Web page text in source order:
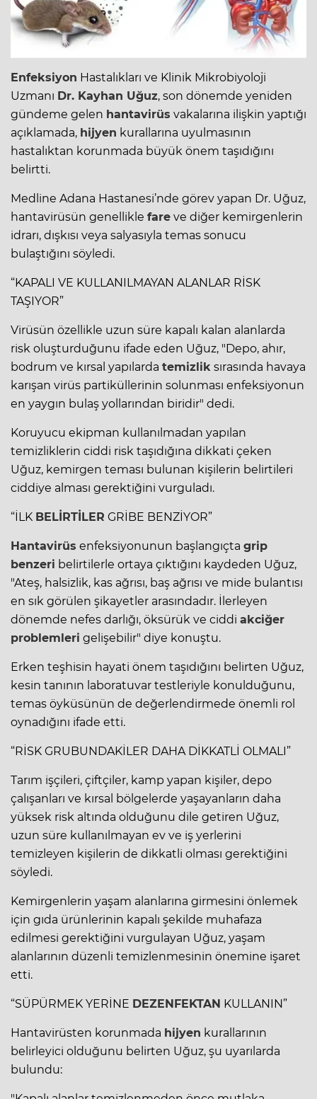
Enfeksiyon Hastalıkları ve Klinik Mikrobiyoloji
Uzmanı Dr. Kayhan Uğuz, son dönemde yeniden
gündeme gelen hantavirüs vakalarına ilişkin yaptığı
açıklamada, hijyen kurallarına uyulmasının
hastalıktan korunmada büyük önem taşıdığını
belirtti.
Medline Adana Hastanesi’nde görev yapan Dr. Uğuz,
hantavirüsün genellikle fare ve diğer kemirgenlerin
idrarı, dışkısı veya salyasıyla temas sonucu
bulaştığını söyledi.
“KAPALI VE KULLANILMAYAN ALANLAR RİSK
TAŞIYOR”
Virüsün özellikle uzun süre kapalı kalan alanlarda
risk oluşturduğunu ifade eden Uğuz, "Depo, ahır,
bodrum ve kırsal yapılarda temizlik sırasında havaya
karışan virüs partiküllerinin solunması enfeksiyonun
en yaygın bulaş yollarından biridir" dedi.
Koruyucu ekipman kullanılmadan yapılan
temizliklerin ciddi risk taşıdığına dikkati çeken
Uğuz, kemirgen teması bulunan kişilerin belirtileri
ciddiye alması gerektiğini vurguladı.
“İLK BELİRTİLER GRİBE BENZİYOR”
Hantavirüs enfeksiyonunun başlangıçta grip
benzeri belirtilerle ortaya çıktığını kaydeden Uğuz,
"Ateş, halsizlik, kas ağrısı, baş ağrısı ve mide bulantısı
en sık görülen şikayetler arasındadır. İlerleyen
dönemde nefes darlığı, öksürük ve ciddi akciğer
problemleri gelişebilir" diye konuştu.
Erken teşhisin hayati önem taşıdığını belirten Uğuz,
kesin tanının laboratuvar testleriyle konulduğunu,
temas öyküsünün de değerlendirmede önemli rol
oynadığını ifade etti.
“RİSK GRUBUNDAKİLER DAHA DİKKATLİ OLMALI”
Tarım işçileri, çiftçiler, kamp yapan kişiler, depo
çalışanları ve kırsal bölgelerde yaşayanların daha
yüksek risk altında olduğunu dile getiren Uğuz,
uzun süre kullanılmayan ev ve iş yerlerini
temizleyen kişilerin de dikkatli olması gerektiğini
söyledi.
Kemirgenlerin yaşam alanlarına girmesini önlemek
için gıda ürünlerinin kapalı şekilde muhafaza
edilmesi gerektiğini vurgulayan Uğuz, yaşam
alanlarının düzenli temizlenmesinin önemine işaret
etti.
“SÜPÜRMEK YERİNE DEZENFEKTAN KULLANIN”
Hantavirüsten korunmada hijyen kurallarının
belirleyici olduğunu belirten Uğuz, şu uyarılarda
bulundu: